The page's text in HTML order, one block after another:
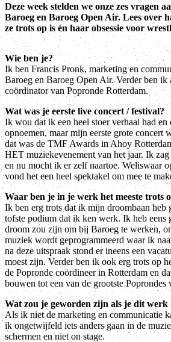
Deze week stelden we onze zes vragen
Baroeg en Baroeg Open Air. Lees over
ze trots op is én haar obsessie voor
Wie ben je?
Ik ben Francis Pronk, marketing en
Baroeg en Baroeg Open Air. Verder ben ik
coördinator van Popronde Rotterdam.
Wat was je eerste live concert / festival?
Ik wou dat ik een heel stoer verhaal had en
opnoemen, maar mijn eerste grote concert
dat was de TMF Awards in Ahoy
HET muziekevenement van het jaar. Ik
en nu mocht ik er zelf naartoe. Weliswaar
vond het een heel spektakel om mee te
Waar ben je in je werk het meeste trots
Ik ben erg trots dat ik mijn droombaan heb
tofste podium dat ik ken werk. Ik heb eens
droom zou zijn om bij Baroeg te werken,
muziek wordt geprogrammeerd waar ik
na deze uitspraak stond er ineens een
moest zijn. Verder ben ik ook erg trots op
de Popronde coördineer in Rotterdam en
bouwen tot een van de grootste Poprondes
Wat zou je geworden zijn als je dit werk
Als ik niet de marketing en communicatie
ik ongetwijfeld iets anders gaan in de
schermen en niet on stage.